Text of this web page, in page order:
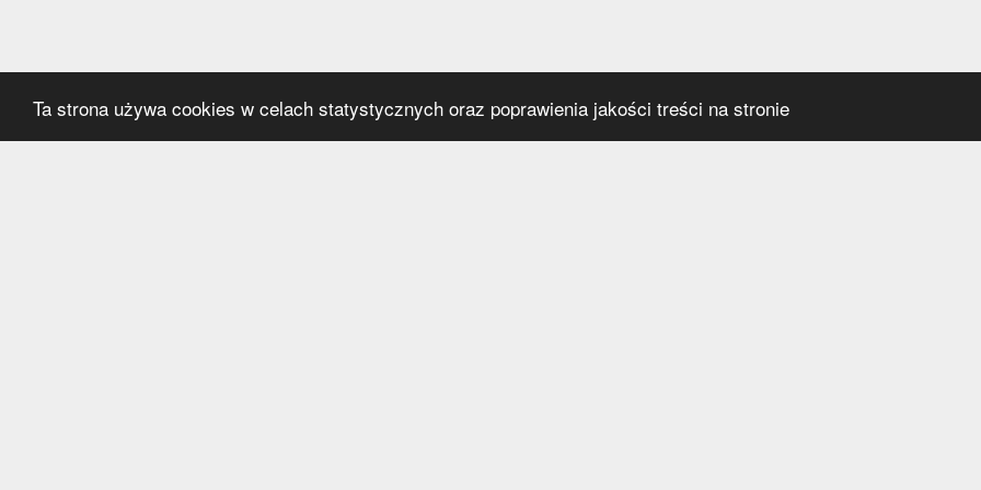
Ta strona używa cookies w celach statystycznych oraz poprawienia jakości treści na stronie